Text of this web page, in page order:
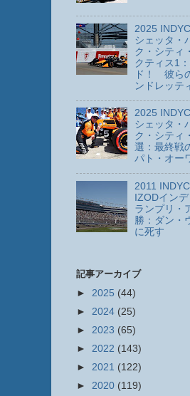
2025
シェッタ・
ク・シティ
クティス1
ド！ 彼ら
ンドレッテ
2025
シェッタ・
ク・シティ
選：最終戦
パト・オー
2011
IZODイン
ランプリ・
勝：ダン・
に死す
記事アーカイブ
► 2025 (44)
► 2024 (25)
► 2023 (65)
► 2022 (143)
► 2021 (122)
► 2020 (119)